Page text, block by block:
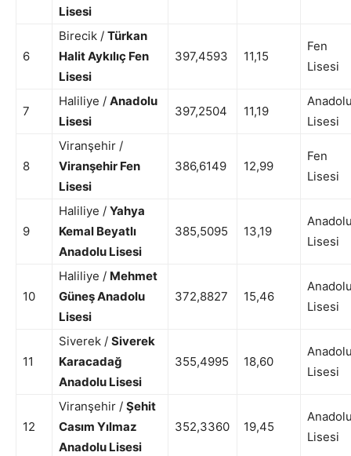
Lisesi
6
Birecik / Türkan
Halit Aykılıç Fen
Lisesi
397,4593 11,15
Fen
Lisesi
7
Haliliye / Anadolu
Lisesi
397,2504 11,19
Lisesi
8
Viranşehir /
Viranşehir Fen
Lisesi
386,6149 12,99
Fen
Lisesi
9
Haliliye / Yahya
Kemal Beyatlı
Anadolu Lisesi
385,5095 13,19
Lisesi
10
Haliliye / Mehmet
Güneş Anadolu
Lisesi
372,8827 15,46
Lisesi
11
Siverek / Siverek
Karacadağ
Anadolu Lisesi
355,4995 18,60
Lisesi
12
Viranşehir / Şehit
Casım Yılmaz
Anadolu Lisesi
352,3360 19,45
Lisesi